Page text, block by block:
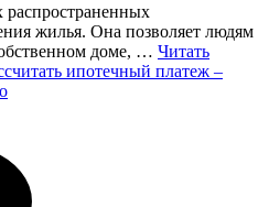
распространенных
жилья. Она позволяет людям
доме, … Читать
ипотечный платеж –